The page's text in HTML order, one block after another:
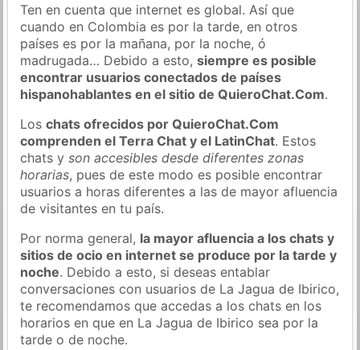
Ten en cuenta que internet es global. Así que
cuando en Colombia es por la tarde, en otros
países es por la mañana, por la noche, ó
madrugada… Debido a esto,siempre es posible
encontrar usuarios conectados de países
hispanohablantes en el sitio de QuieroChat.Com.
Loschats ofrecidos por QuieroChat.Com
comprenden el Terra Chat y el LatinChat. Estos
chats yson accesibles desde diferentes zonas
horarias, pues de este modo es posible encontrar
usuarios a horas diferentes a las de mayor afluencia
de visitantes en tu país.
Por norma general, la mayor afluencia a los chats y
sitios de ocio en internet se produce por la tarde y
noche. Debido a esto, si deseas entablar
conversaciones con usuarios de La Jagua de Ibirico,
te recomendamos que accedas a los chats en los
horarios en que en La Jagua de Ibirico sea por la
tarde o de noche.